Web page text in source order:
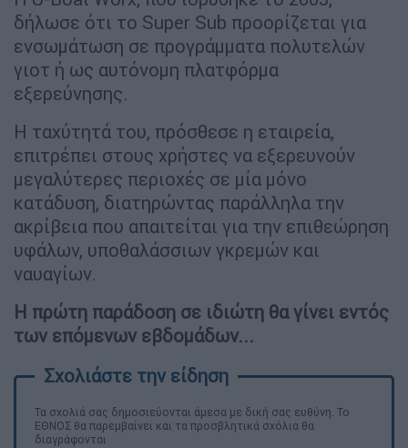
δήλωσε ότι το Super Sub προορίζεται για
ενσωμάτωση σε προγράμματα πολυτελών
γιοτ ή ως αυτόνομη πλατφόρμα
εξερεύνησης.
Η ταχύτητά του, πρόσθεσε η εταιρεία,
επιτρέπει στους χρήστες να εξερευνούν
μεγαλύτερες περιοχές σε μία μόνο
κατάδυση, διατηρώντας παράλληλα την
ακρίβεια που απαιτείται για την επιθεώρηση
υφάλων, υποθαλάσσιων γκρεμών και
ναυαγίων.
Η πρώτη παράδοση σε ιδιώτη θα γίνει εντός
των επόμενων εβδομάδων...
Τα σχολιά σας δημοσιεύονται άμεσα με δική σας ευθύνη. Το
ΕΘΝΟΣ θα παρεμβαίνει και τα προσβλητικά σχόλια θα
διαγράφονται